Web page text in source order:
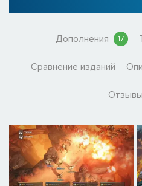
Дополнения 17
Сравнение изданий
Отзывы